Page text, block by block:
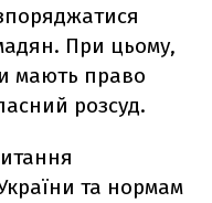
При цьому,
мають право
розсуд.
та нормам